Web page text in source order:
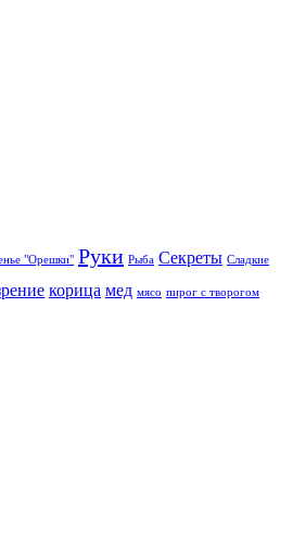
"Орешки" Руки Рыба Секреты Сладкие
корица мед мясо пирог с творогом